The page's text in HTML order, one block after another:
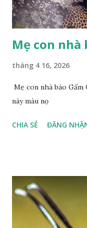
Mẹ con nhà
tháng 4 16, 2026
Mẹ con nhà báo Gấm
này màu nọ
CHIA SẺ ĐĂNG